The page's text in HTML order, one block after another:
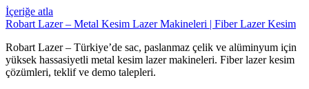
İçeriğe atla
Robart Lazer – Metal Kesim Lazer Makineleri | Fiber Lazer Kesim
Robart Lazer – Türkiye’de sac, paslanmaz çelik ve alüminyum için
yüksek hassasiyetli metal kesim lazer makineleri. Fiber lazer kesim
çözümleri, teklif ve demo talepleri.